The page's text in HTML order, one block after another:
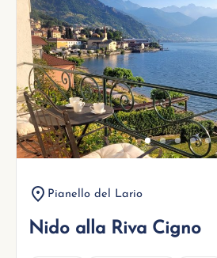
Pianello del Lario
Nido alla Riva Cigno